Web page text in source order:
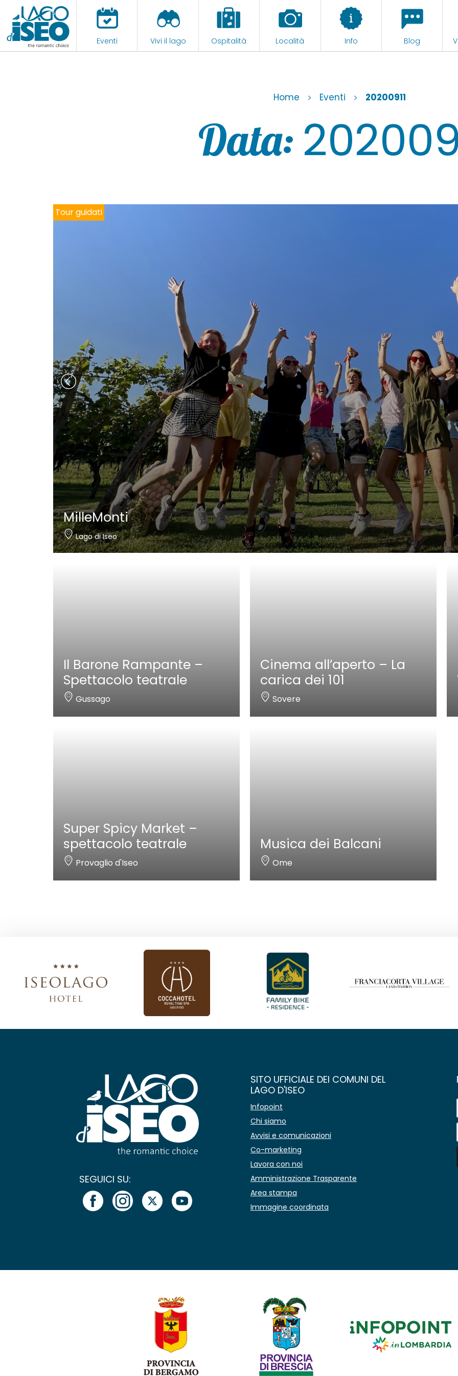
Eventi Vivi il lago Ospitalità Località Info Blog
Home > Eventi > 20200911
Data:
Tour guidati
MilleMonti
Lago di Iseo
Il Barone Rampante –
Spettacolo teatrale
Gussago
Cinema all’aperto – La
carica dei 101
Sovere
Super Spicy Market –
spettacolo teatrale
Provaglio d'Iseo
Musica dei Balcani
Ome
SEGUICI SU:
SITO UFFICIALE DEI COMUNI DEL
LAGO D'ISEO
Infopoint
Chi siamo
Avvisi e comunicazioni
Co-marketing
Lavora con noi
Amministrazione Trasparente
Area stampa
Immagine coordinata